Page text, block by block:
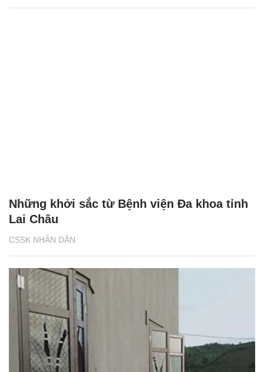
CSSK NHÂN DÂN
Những khởi sắc từ Bệnh viện Đa khoa tỉnh
Lai Châu